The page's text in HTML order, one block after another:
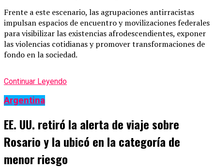
Frente a este escenario, las agrupaciones antirracistas
impulsan espacios de encuentro y movilizaciones federales
para visibilizar las existencias afrodescendientes, exponer
las violencias cotidianas y promover transformaciones de
fondo en la sociedad.
Continuar Leyendo
Argentina
EE. UU. retiró la alerta de viaje sobre
Rosario y la ubicó en la categoría de
menor riesgo